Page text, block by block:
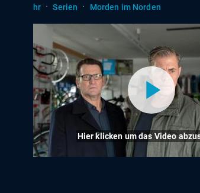
hr · Serien · Morden im Norden
Hier klicken um das Video